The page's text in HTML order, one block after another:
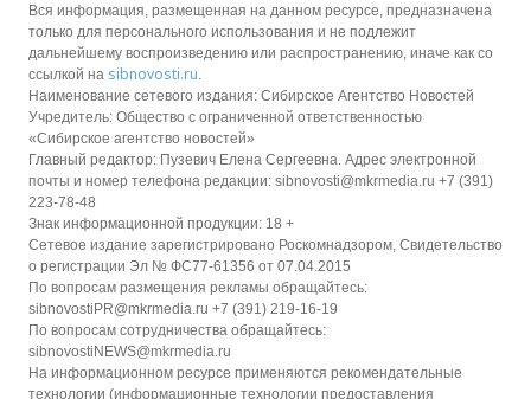
Вся информация, размещенная на данном ресурсе, предназначена
только для персонального использования и не подлежит
дальнейшему воспроизведению или распространению, иначе как со
ссылкой на sibnovosti.ru.
Наименование сетевого издания: Сибирское Агентство Новостей
Учредитель: Общество с ограниченной ответственностью
«Сибирское агентство новостей»
Главный редактор: Пузевич Елена Сергеевна. Адрес электронной
почты и номер телефона редакции: sibnovosti@mkrmedia.ru +7 (391)
223-78-48
Знак информационной продукции: 18 +
Сетевое издание зарегистрировано Роскомнадзором, Свидетельство
о регистрации Эл № ФС77-61356 от 07.04.2015
По вопросам размещения рекламы обращайтесь:
sibnovostiPR@mkrmedia.ru +7 (391) 219-16-19
По вопросам сотрудничества обращайтесь:
sibnovostiNEWS@mkrmedia.ru
На информационном ресурсе применяются рекомендательные
технологии (информационные технологии предоставления